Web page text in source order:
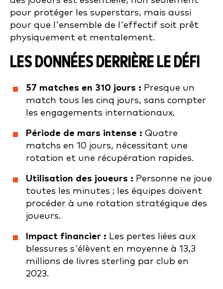
pour protéger les superstars, mais aussi
pour que l'ensemble de l'effectif soit prêt
physiquement et mentalement.
LES DONNÉES DERRIÈRE LE DÉFI
57 matches en 310 jours : Presque un
match tous les cinq jours, sans compter
les engagements internationaux.
Période de mars intense : Quatre
matchs en 10 jours, nécessitant une
rotation et une récupération rapides.
Utilisation des joueurs : Personne ne joue
toutes les minutes ; les équipes doivent
procéder à une rotation stratégique des
joueurs.
Impact financier : Les pertes liées aux
blessures s'élèvent en moyenne à 13,3
millions de livres sterling par club en
2023.